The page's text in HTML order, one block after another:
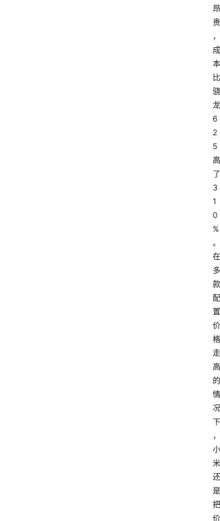
昂
贵
，
成
本
比
骁
龙
6
2
5
高
了
3
1
0
%
。
在
多
款
配
置
价
格
走
高
的
情
况
下
，
小
米
还
是
把
价